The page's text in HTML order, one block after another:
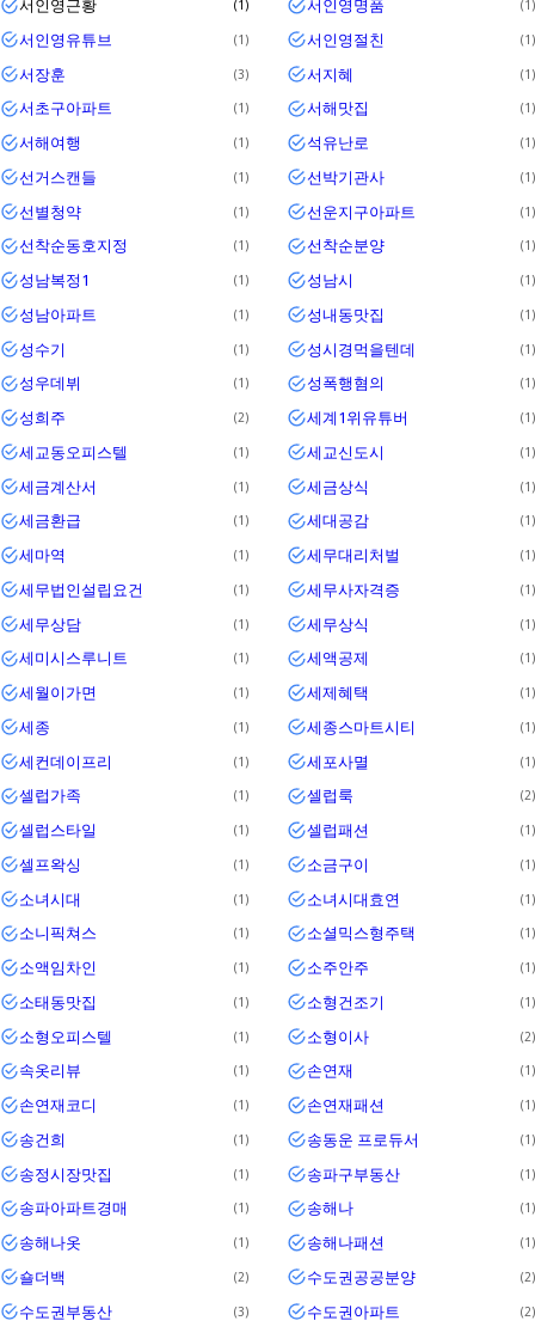
서인영근황 1 서인영명품 1
서인영유튜브 1 서인영절친 1
서장훈 3 서지혜 1
서초구아파트 1 서해맛집 1
서해여행 1 석유난로 1
선거스캔들 1 선박기관사 1
선별청약 1 선운지구아파트 1
선착순동호지정 1 선착순분양 1
성남복정1 1 성남시 1
성남아파트 1 성내동맛집 1
성수기 1 성시경먹을텐데 1
성우데뷔 1 성폭행혐의 1
성희주 2 세계1위유튜버 1
세교동오피스텔 1 세교신도시 1
세금계산서 1 세금상식 1
세금환급 1 세대공감 1
세마역 1 세무대리처벌 1
세무법인설립요건 1 세무사자격증 1
세무상담 1 세무상식 1
세미시스루니트 1 세액공제 1
세월이가면 1 세제혜택 1
세종 1 세종스마트시티 1
세컨데이프리 1 세포사멸 1
셀럽가족 1 셀럽룩 2
셀럽스타일 1 셀럽패션 1
셀프왁싱 1 소금구이 1
소녀시대 1 소녀시대효연 1
소니픽쳐스 1 소셜믹스형주택 1
소액임차인 1 소주안주 1
소태동맛집 1 소형건조기 1
소형오피스텔 1 소형이사 2
속옷리뷰 1 손연재 1
손연재코디 1 손연재패션 1
송건희 1 송동운 프로듀서 1
송정시장맛집 1 송파구부동산 1
송파아파트경매 1 송해나 1
송해나옷 1 송해나패션 1
숄더백 2 수도권공공분양 2
수도권부동산 3 수도권아파트 2